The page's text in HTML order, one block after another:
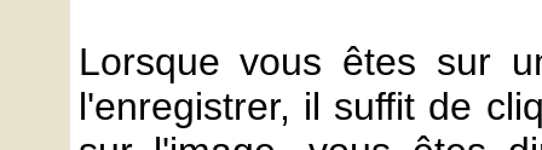
Lorsque vous êtes sur
l'enregistrer, il suffit de